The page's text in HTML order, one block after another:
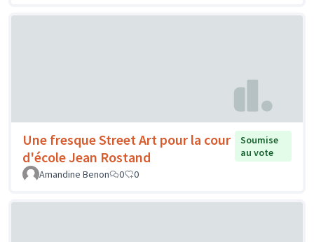
Une fresque Street Art pour la cour
d'école Jean Rostand
Soumise
au vote
Amandine Benon
0 0